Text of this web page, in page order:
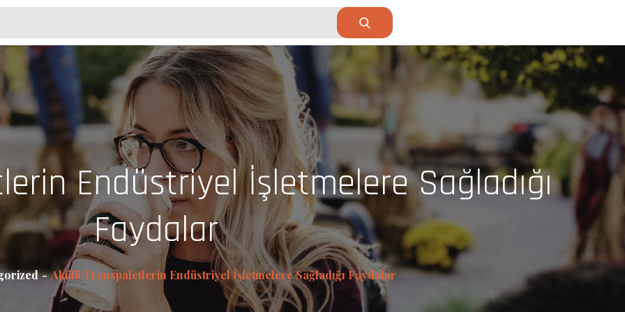
Endüstriyel İşletmelere Sağladığı
Faydalar
Akülü Transpaletlerin Endüstriyel İşletmelere Sağladığı Faydalar